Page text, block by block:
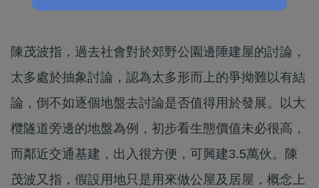
陳茂波指，過去社會對於郊野公園邊陲建屋的討論，
太多處於抽象討論，認為太多形而上的爭拗難以有結
論，倒不如逐個地盤去討論是否值得用於發展。以大
欖隧道旁邊的地盤為例，初步看生態價值未必很高，
而鄰近交通基建，出入很方便，可興建3.5萬伙。陳
茂波又指，假設用地只是用來做公屋及居屋，概念上